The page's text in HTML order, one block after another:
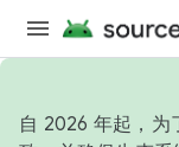
自 2026 年起，为